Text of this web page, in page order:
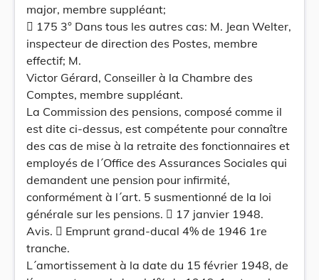
major, membre suppléant;
 175 3° Dans tous les autres cas: M. Jean Welter,
inspecteur de direction des Postes, membre
effectif; M.
Victor Gérard, Conseiller à la Chambre des
Comptes, membre suppléant.
La Commission des pensions, composé comme il
est dite ci-dessus, est compétente pour connaître
des cas de mise à la retraite des fonctionnaires et
employés de l´Office des Assurances Sociales qui
demandent une pension pour infirmité,
conformément à l´art. 5 susmentionné de la loi
générale sur les pensions.  17 janvier 1948.
Avis.  Emprunt grand-ducal 4% de 1946 1re
tranche.
L´amortissement à la date du 15 février 1948, de